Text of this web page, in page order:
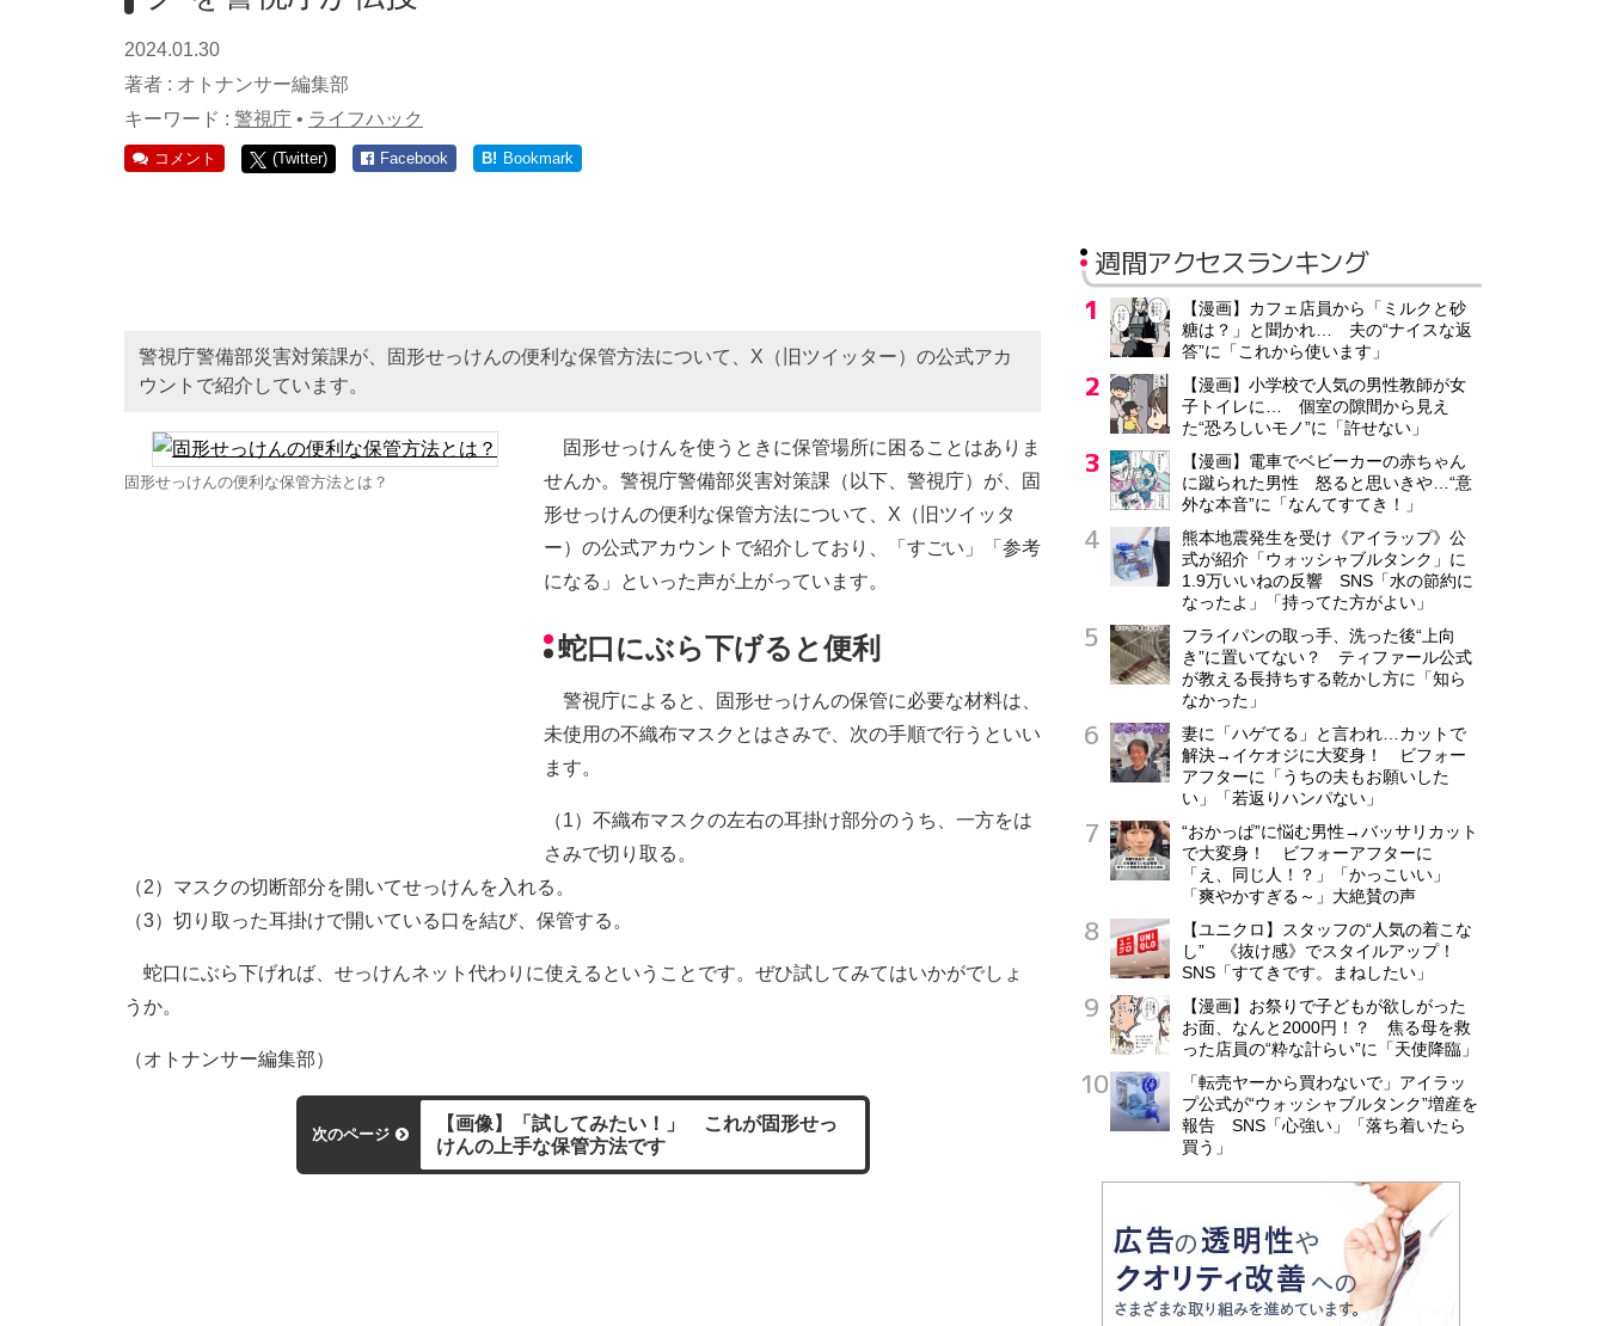
2024.01.30
著者 : オトナンサー編集部
キーワード : 警視庁 • ライフハック
コメント (Twitter) Facebook B! Bookmark
警視庁警備部災害対策課が、固形せっけんの便利な保管方法について、X（旧ツイッター）の公式アカ
ウントで紹介しています。
固形せっけんの便利な保管方法とは？
固形せっけんを使うときに保管場所に困ることはありま
せんか。警視庁警備部災害対策課（以下、警視庁）が、固
形せっけんの便利な保管方法について、X（旧ツイッタ
ー）の公式アカウントで紹介しており、「すごい」「参考
になる」といった声が上がっています。
蛇口にぶら下げると便利
警視庁によると、固形せっけんの保管に必要な材料は、
未使用の不織布マスクとはさみで、次の手順で行うといい
ます。
（1）不織布マスクの左右の耳掛け部分のうち、一方をは
さみで切り取る。
（2）マスクの切断部分を開いてせっけんを入れる。
（3）切り取った耳掛けで開いている口を結び、保管する。
蛇口にぶら下げれば、せっけんネット代わりに使えるということです。ぜひ試してみてはいかがでしょ
うか。
（オトナンサー編集部）
次のページ
【画像】「試してみたい！」 これが固形せっ
けんの上手な保管方法です
週間アクセスランキング
【漫画】カフェ店員から「ミルクと砂
糖は？」と聞かれ… 夫の“ナイスな返
答”に「これから使います」
【漫画】小学校で人気の男性教師が女
子トイレに… 個室の隙間から見え
た“恐ろしいモノ”に「許せない」
【漫画】電車でベビーカーの赤ちゃん
に蹴られた男性 怒ると思いきや…“意
外な本音”に「なんてすてき！」
熊本地震発生を受け《アイラップ》公
式が紹介「ウォッシャブルタンク」に
1.9万いいねの反響 SNS「水の節約に
なったよ」「持ってた方がよい」
フライパンの取っ手、洗った後“上向
き”に置いてない？ ティファール公式
が教える長持ちする乾かし方に「知ら
なかった」
妻に「ハゲてる」と言われ…カットで
解決→イケオジに大変身！ ビフォー
アフターに「うちの夫もお願いした
い」「若返りハンパない」
“おかっぱ”に悩む男性→バッサリカット
で大変身！ ビフォーアフターに
「え、同じ人！？」「かっこいい」
「爽やかすぎる～」大絶賛の声
【ユニクロ】スタッフの“人気の着こな
し” 《抜け感》でスタイルアップ！
SNS「すてきです。まねしたい」
【漫画】お祭りで子どもが欲しがった
お面、なんと2000円！？ 焦る母を救
った店員の“粋な計らい”に「天使降臨」
「転売ヤーから買わないで」アイラッ
プ公式が“ウォッシャブルタンク”増産を
報告 SNS「心強い」「落ち着いたら
買う」